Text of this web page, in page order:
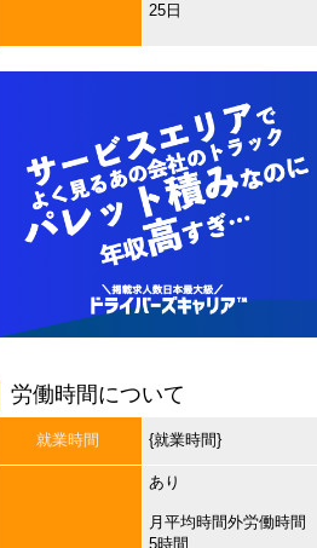
25日
労働時間について
就業時間 {就業時間}
あり
月平均時間外労働時間
5時間